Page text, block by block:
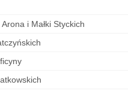
i Małki Styckich